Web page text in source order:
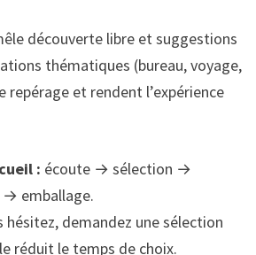
découverte libre et suggestions
thématiques (bureau, voyage,
et rendent l’expérience
: écoute → sélection →
emballage.
hésitez, demandez une sélection
réduit le temps de choix.